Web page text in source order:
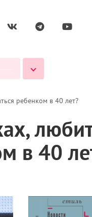
ребенком в 40 лет?
в 40